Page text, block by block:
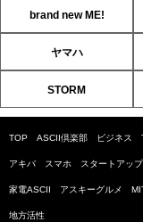
brand new ME!
ヤマハ
STORM
TOP ASCII倶楽部 ビジネス
アキバ スマホ スタートアップ
家電ASCII アスキーグルメ
地方活性